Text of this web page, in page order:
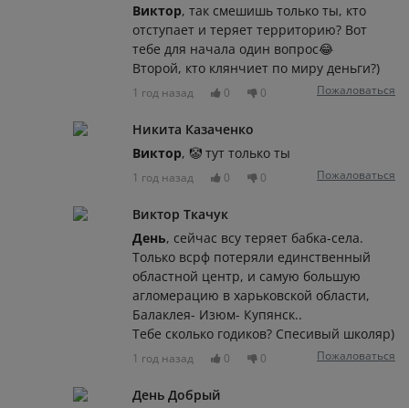
Виктор, так смешишь только ты, кто
отступает и теряет территорию? Вот
тебе для начала один вопрос😂
Второй, кто клянчиет по миру деньги?)
1 год назад 0 0 Пожаловаться
Никита Казаченко
Виктор, 🤡 тут только ты
1 год назад 0 0 Пожаловаться
Виктор Ткачук
День, сейчас всу теряет бабка-села.
Только всрф потеряли единственный
областной центр, и самую большую
агломерацию в харьковской области,
Балаклея- Изюм- Купянск..
Тебе сколько годиков? Спесивый школяр)
1 год назад 0 0 Пожаловаться
День Добрый